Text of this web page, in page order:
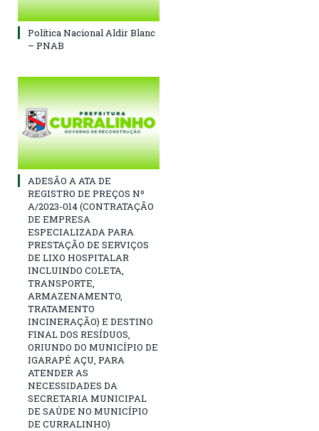
Política Nacional Aldir Blanc
– PNAB
ADESÃO A ATA DE
REGISTRO DE PREÇOS Nº
A/2023-014 (CONTRATAÇÃO
DE EMPRESA
ESPECIALIZADA PARA
PRESTAÇÃO DE SERVIÇOS
DE LIXO HOSPITALAR
INCLUINDO COLETA,
TRANSPORTE,
ARMAZENAMENTO,
TRATAMENTO
INCINERAÇÃO) E DESTINO
FINAL DOS RESÍDUOS,
ORIUNDO DO MUNICÍPIO DE
IGARAPÉ AÇU, PARA
ATENDER AS
NECESSIDADES DA
SECRETARIA MUNICIPAL
DE SAÚDE NO MUNICÍPIO
DE CURRALINHO)